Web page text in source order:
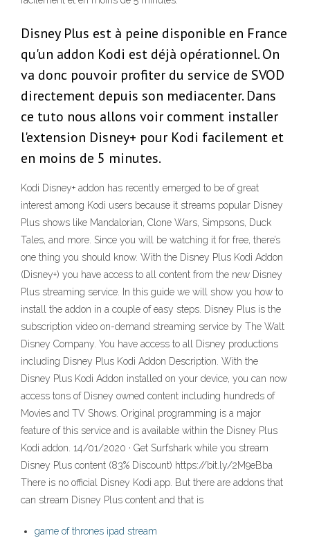
Disney Plus est à peine disponible en France
qu'un addon Kodi est déjà opérationnel. On
va donc pouvoir profiter du service de SVOD
directement depuis son mediacenter. Dans
ce tuto nous allons voir comment installer
l'extension Disney+ pour Kodi facilement et
en moins de 5 minutes.
Kodi Disney+ addon has recently emerged to be of great
interest among Kodi users because it streams popular Disney
Plus shows like Mandalorian, Clone Wars, Simpsons, Duck
Tales, and more. Since you will be watching it for free, there’s
one thing you should know. With the Disney Plus Kodi Addon
(Disney+) you have access to all content from the new Disney
Plus streaming service. In this guide we will show you how to
install the addon in a couple of easy steps. Disney Plus is the
subscription video on-demand streaming service by The Walt
Disney Company. You have access to all Disney productions
including Disney Plus Kodi Addon Description. With the
Disney Plus Kodi Addon installed on your device, you can now
access tons of Disney owned content including hundreds of
Movies and TV Shows. Original programming is a major
feature of this service and is available within the Disney Plus
Kodi addon. 14/01/2020 · Get Surfshark while you stream
Disney Plus content (83% Discount) https://bit.ly/2M9eBba
There is no official Disney Kodi app. But there are addons that
can stream Disney Plus content and that is
game of thrones ipad stream